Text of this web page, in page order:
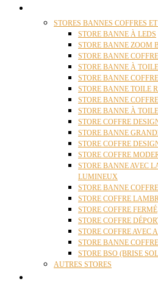
STORES BANNES COFFRES
STORE BANNE À LEDS
STORE BANNE ZOOM
STORE BANNE
STORE BANNE À
STORE BANNE
STORE BANNE TOILE
STORE BANNE
STORE BANNE À
STORE COFFRE
STORE BANNE
STORE COFFRE
STORE COFFRE
STORE BANNE AVEC
LUMINEUX
STORE BANNE
STORE COFFRE
STORE COFFRE FERMÉ
STORE COFFRE
STORE COFFRE AVEC
STORE BANNE
STORE BSO (BRISE
AUTRES STORES